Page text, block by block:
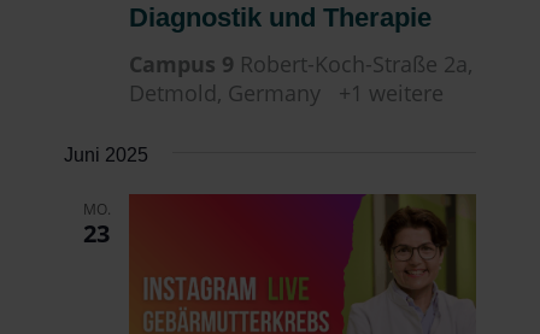
Diagnostik und Therapie
Campus 9 Robert-Koch-Straße 2a,
Detmold, Germany
+1 weitere
Juni 2025
MO.
23